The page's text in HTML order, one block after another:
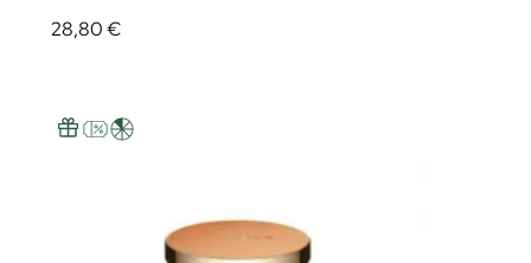
28,80 €